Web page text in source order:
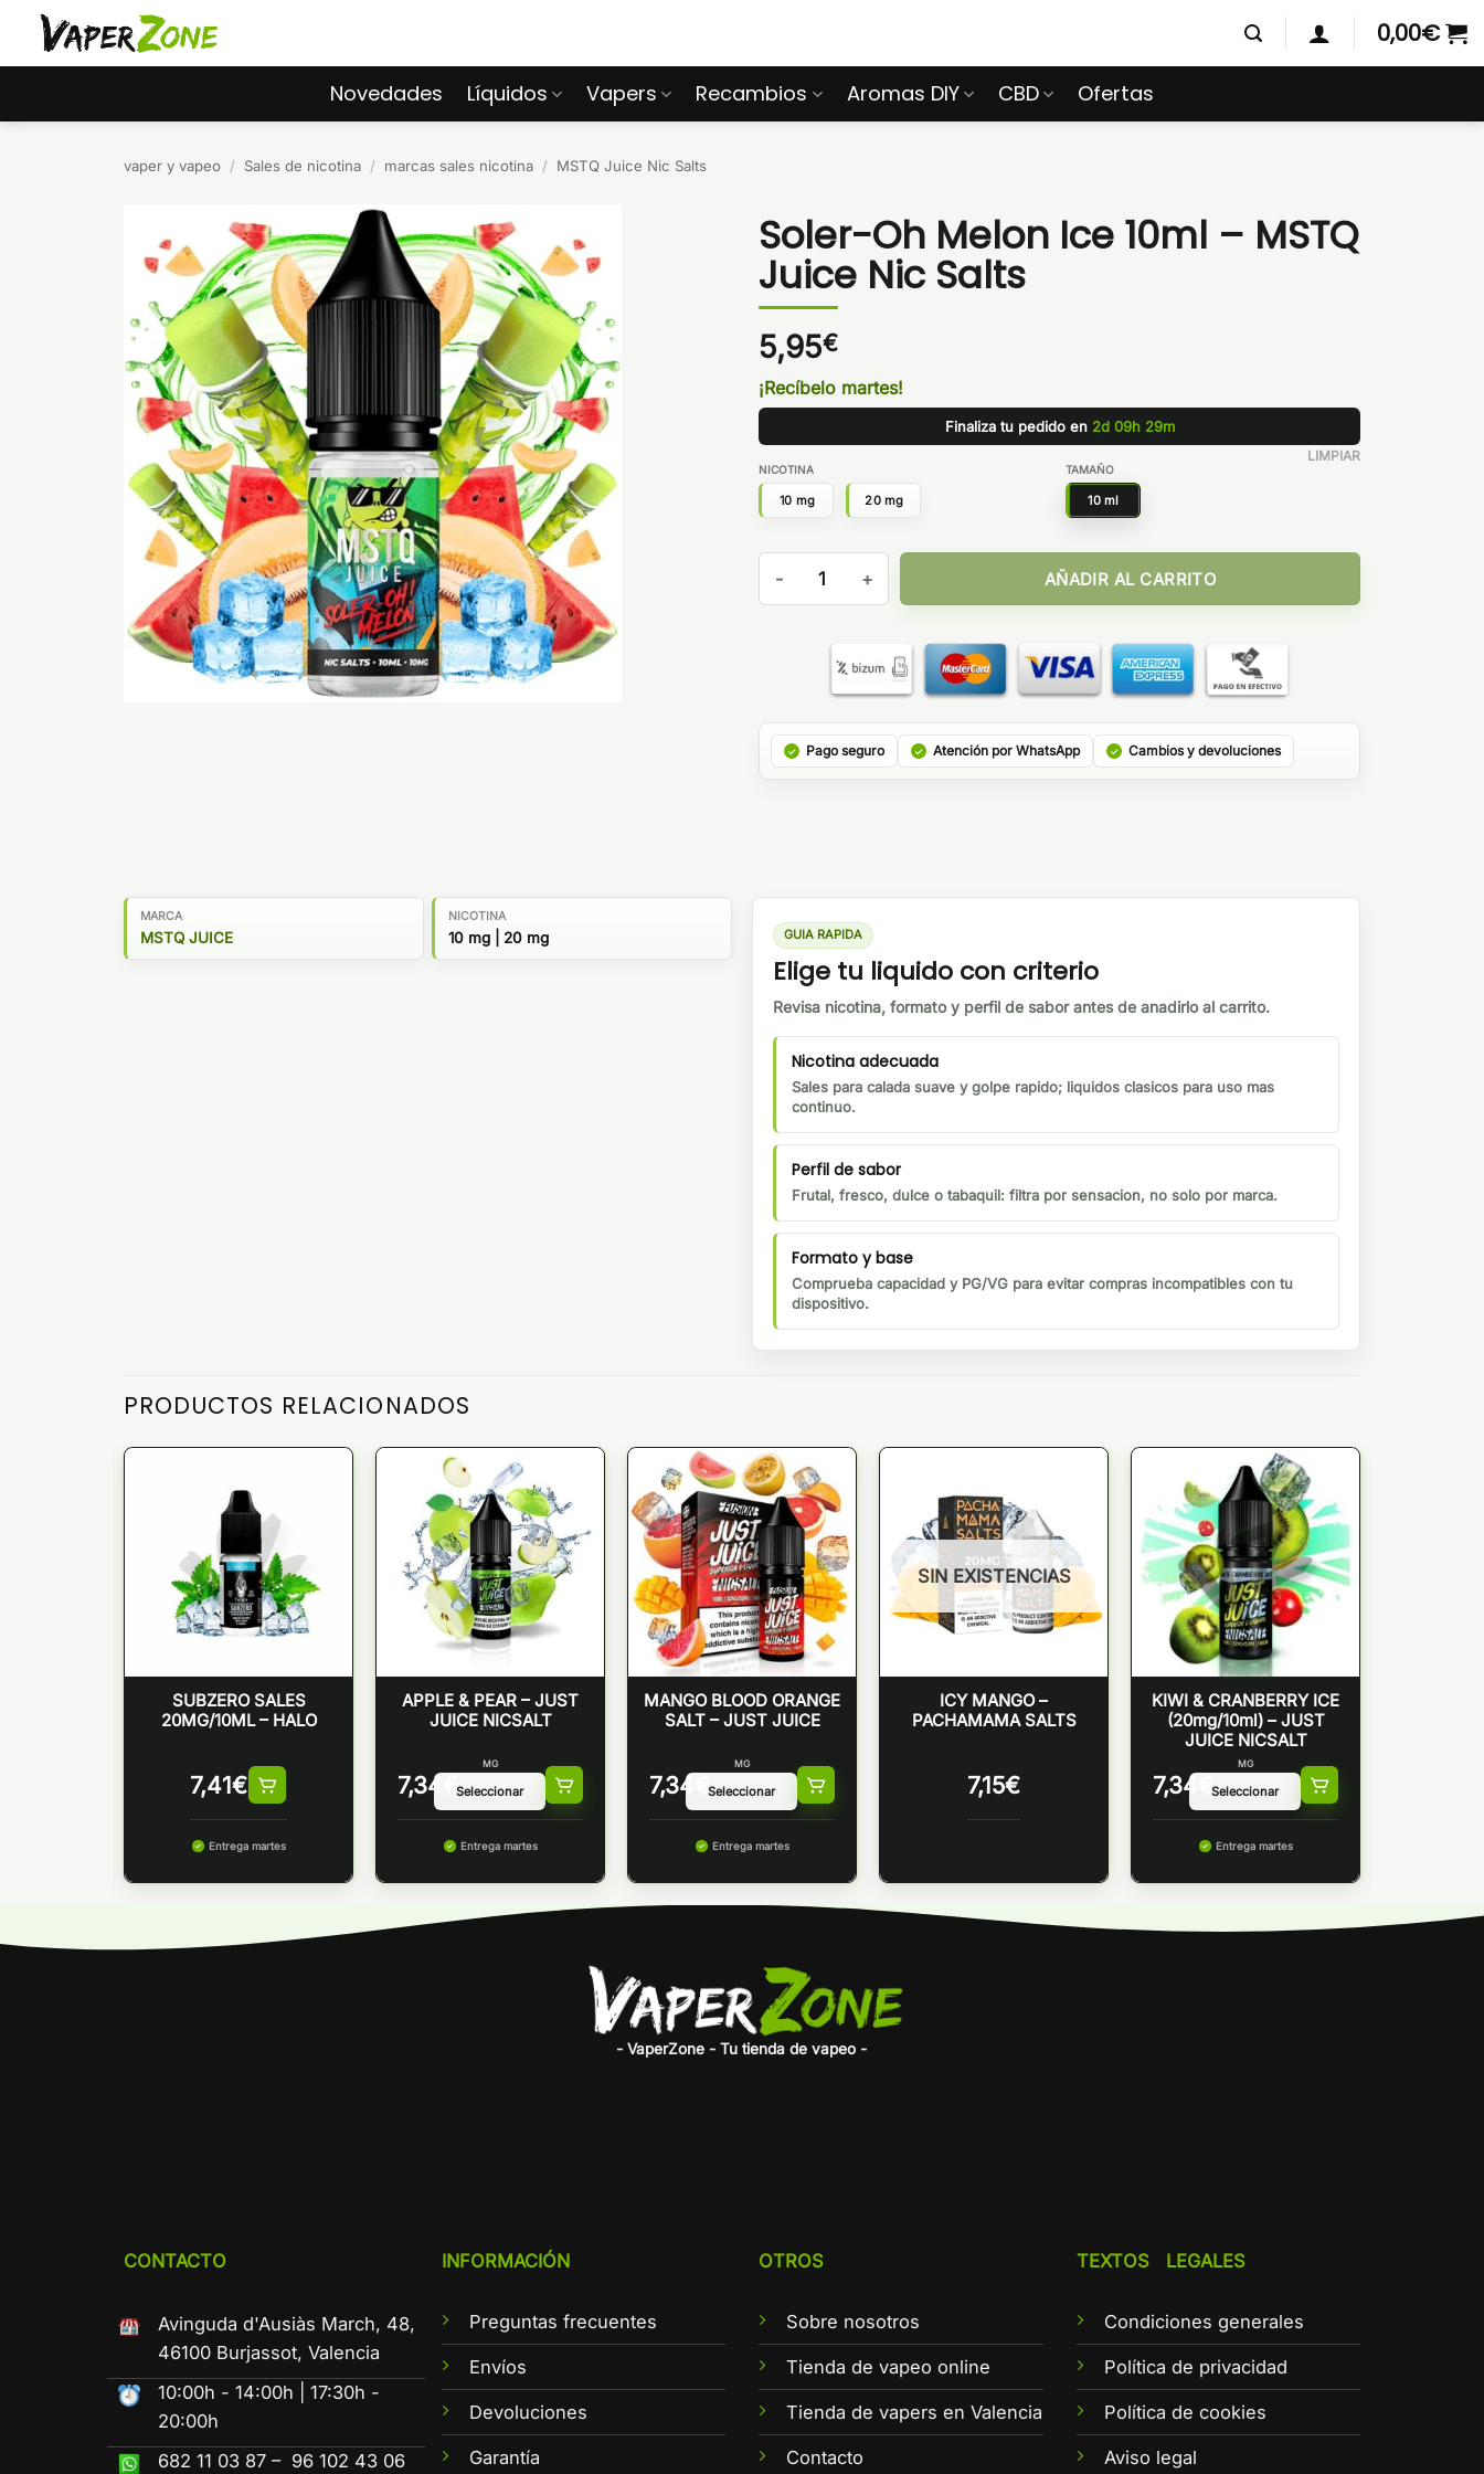
Saltar
contenido
0,00€
Novedades Líquidos Vapers Recambios Aromas DIY CBD Ofertas
vaper y vapeo / Sales de nicotina / marcas sales nicotina / MSTQ Juice Nic Salts
Soler-Oh Melon Ice 10ml – MSTQ
Juice Nic Salts
5,95€
¡Recíbelo martes!
Finaliza tu pedido en 2d 09h 29m
NICOTINA
10 mg 20 mg
TAMAÑO
10 ml
LIMPIAR
Soler-Oh Melon Ice 10ml - MSTQ Juice Nic Salts cantidad
AÑADIR AL CARRITO
Pago seguro Atención por WhatsApp Cambios y devoluciones
MARCA
MSTQ JUICE
NICOTINA
10 mg | 20 mg GUIA RAPIDA
Elige tu liquido con criterio
Revisa nicotina, formato y perfil de sabor antes de anadirlo al carrito.
Nicotina adecuada
Sales para calada suave y golpe rapido; liquidos clasicos para uso mas
continuo.
Perfil de sabor
Frutal, fresco, dulce o tabaquil: filtra por sensacion, no solo por marca.
Formato y base
Comprueba capacidad y PG/VG para evitar compras incompatibles con tu
dispositivo.
PRODUCTOS RELACIONADOS
SUBZERO SALES
20MG/10ML – HALO
7,41€
Entrega martes
APPLE & PEAR – JUST
JUICE NICSALT
7,34 €
MG
Entrega martes
MANGO BLOOD ORANGE
SALT – JUST JUICE
7,34 €
MG
Entrega martes
SIN EXISTENCIAS
ICY MANGO –
PACHAMAMA SALTS
7,15€
KIWI & CRANBERRY ICE
(20mg/10ml) – JUST
JUICE NICSALT
7,34 €
MG
Entrega martes
- VaperZone - Tu tienda de vapeo -
CONTACTO
Avinguda d'Ausiàs March, 48,
46100 Burjassot, Valencia
10:00h - 14:00h | 17:30h -
20:00h
682 11 03 87 – 96 102 43 06
INFORMACIÓN
Preguntas frecuentes
Envíos
Devoluciones
Garantía
OTROS
Sobre nosotros
Tienda de vapeo online
Tienda de vapers en Valencia
Contacto
TEXTOS LEGALES
Condiciones generales
Política de privacidad
Política de cookies
Aviso legal